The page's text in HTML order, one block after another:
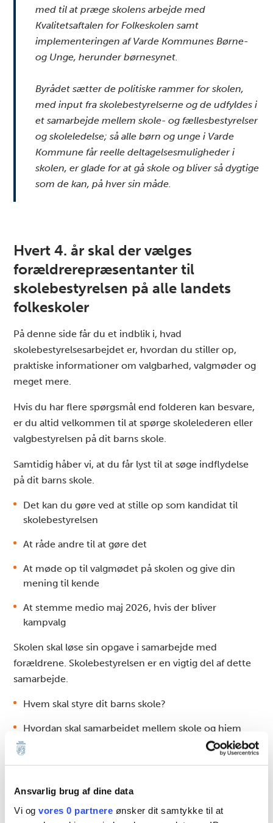
Ansvarlig brug af dine data
Vi og vores 0 partnere ønsker dit samtykke til at
med til at præge skolens arbejde med
Kvalitetsaftalen for Folkeskolen samt
implementeringen af Varde Kommunes Børne-
og Unge, herunder børnesynet.
Byrådet sætter de politiske rammer for skolen,
med input fra skolebestyrelserne og de udfyldes i
et samarbejde mellem skole- og fællesbestyrelser
og skoleledelse; så alle børn og unge i Varde
Kommune får reelle deltagelsesmuligheder i
skolen, er glade for at gå skole og bliver så dygtige
som de kan, på hver sin måde.
Hvert 4. år skal der vælges
forældrerepræsentanter til
skolebestyrelsen på alle landets
folkeskoler
På denne side får du et indblik i, hvad
skolebestyrelsesarbejdet er, hvordan du stiller op,
praktiske informationer om valgbarhed, valgmøder og
meget mere.
Hvis du har flere spørgsmål end folderen kan besvare,
er du altid velkommen til at spørge skolelederen eller
valgbestyrelsen på dit barns skole.
Samtidig håber vi, at du får lyst til at søge indflydelse
på dit barns skole.
Det kan du gøre ved at stille op som kandidat til
skolebestyrelsen
At råde andre til at gøre det
At møde op til valgmødet på skolen og give din
mening til kende
At stemme medio maj 2026, hvis der bliver
kampvalg
Skolen skal løse sin opgave i samarbejde med
forældrene. Skolebestyrelsen er en vigtig del af dette
samarbejde.
Hvem skal styre dit barns skole?
Hvordan skal samarbejdet mellem skole og hjem
være?
Hvordan samarbejder skolen med bl.a. foreninger?
Hvilke værdier er vigtige på skolen?
Hvordan prioriteres økonomien på skolen?